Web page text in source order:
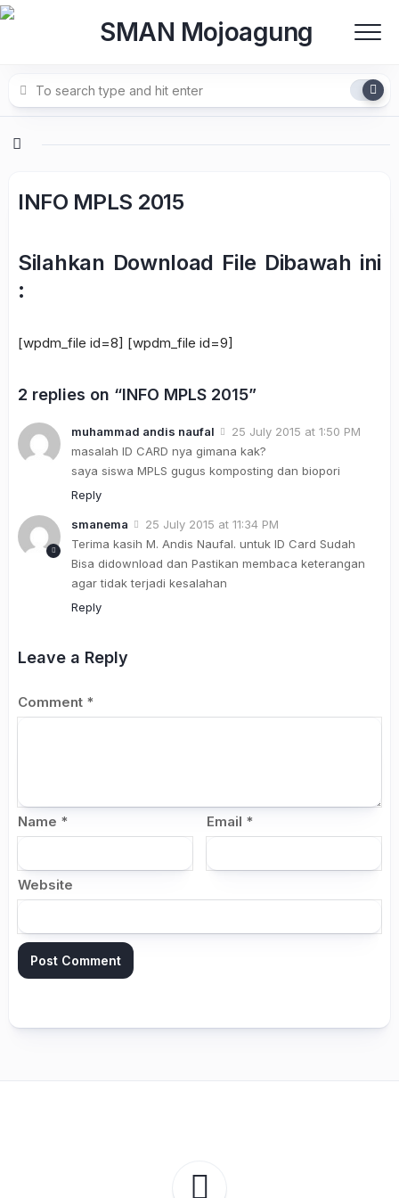
Skip
INFO MPLS 2015
Silahkan Download File Dibawah ini
:
[wpdm_file id=8] [wpdm_file id=9]
2 replies on “INFO MPLS 2015”
muhammad andis naufal
25 July 2015 at 1:50 PM
masalah ID CARD nya gimana kak?
saya siswa MPLS gugus komposting dan biopori
Reply
smanema
25 July 2015 at 11:34 PM
Terima kasih M. Andis Naufal. untuk ID Card Sudah
Bisa didownload dan Pastikan membaca keterangan
agar tidak terjadi kesalahan
Reply
Leave a Reply
Comment *
Name * Email *
Website